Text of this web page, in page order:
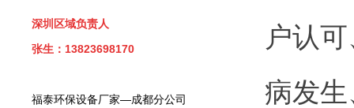
深圳区域负责人
张生：13823698170
福泰环保设备厂家—成都分公司
户认
病发